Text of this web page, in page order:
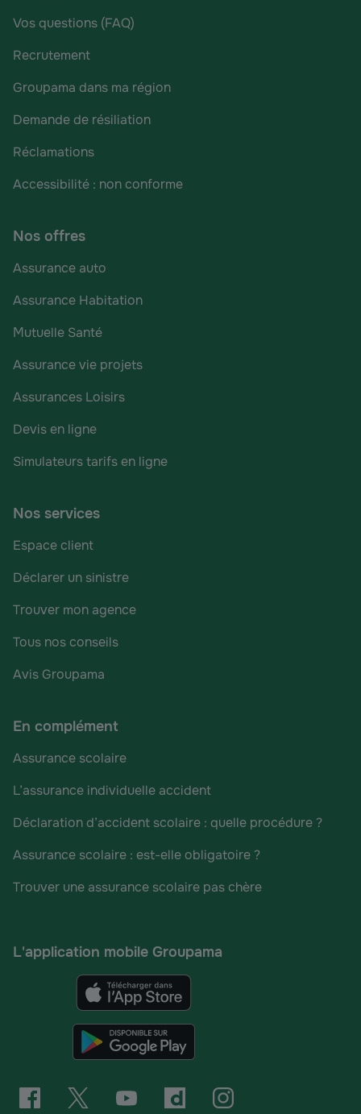
Vos questions (FAQ)
Recrutement
Groupama dans ma région
Demande de résiliation
Réclamations
Accessibilité : non conforme
Nos offres
Assurance auto
Assurance Habitation
Mutuelle Santé
Assurance vie projets
Assurances Loisirs
Devis en ligne
Simulateurs tarifs en ligne
Nos services
Espace client
Déclarer un sinistre
Trouver mon agence
Tous nos conseils
Avis Groupama
En complément
Assurance scolaire
L’assurance individuelle accident
Déclaration d’accident scolaire : quelle procédure ?
Assurance scolaire : est-elle obligatoire ?
Trouver une assurance scolaire pas chère
L'application mobile Groupama